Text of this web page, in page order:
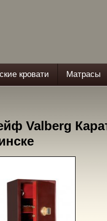
кровати Матрасы
Valberg